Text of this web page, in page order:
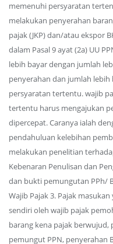
memenuhi persyaratan
melakukan penyerahan
pajak (JKP) dan/atau ekspor
dalam Pasal 9 ayat (2a) UU
lebih bayar dengan jumlah
penyerahan dan jumlah
persyaratan tertentu. wajib
tertentu harus mengajukan
dipercepat. Caranya ialah
pendahuluan kelebihan
melakukan penelitian
Kebenaran Penulisan dan
dan bukti pemungutan PPh/
Wajib Pajak 3. Pajak
sendiri oleh wajib pajak
barang kena pajak berwujud,
pemungut PPN, penyerahan